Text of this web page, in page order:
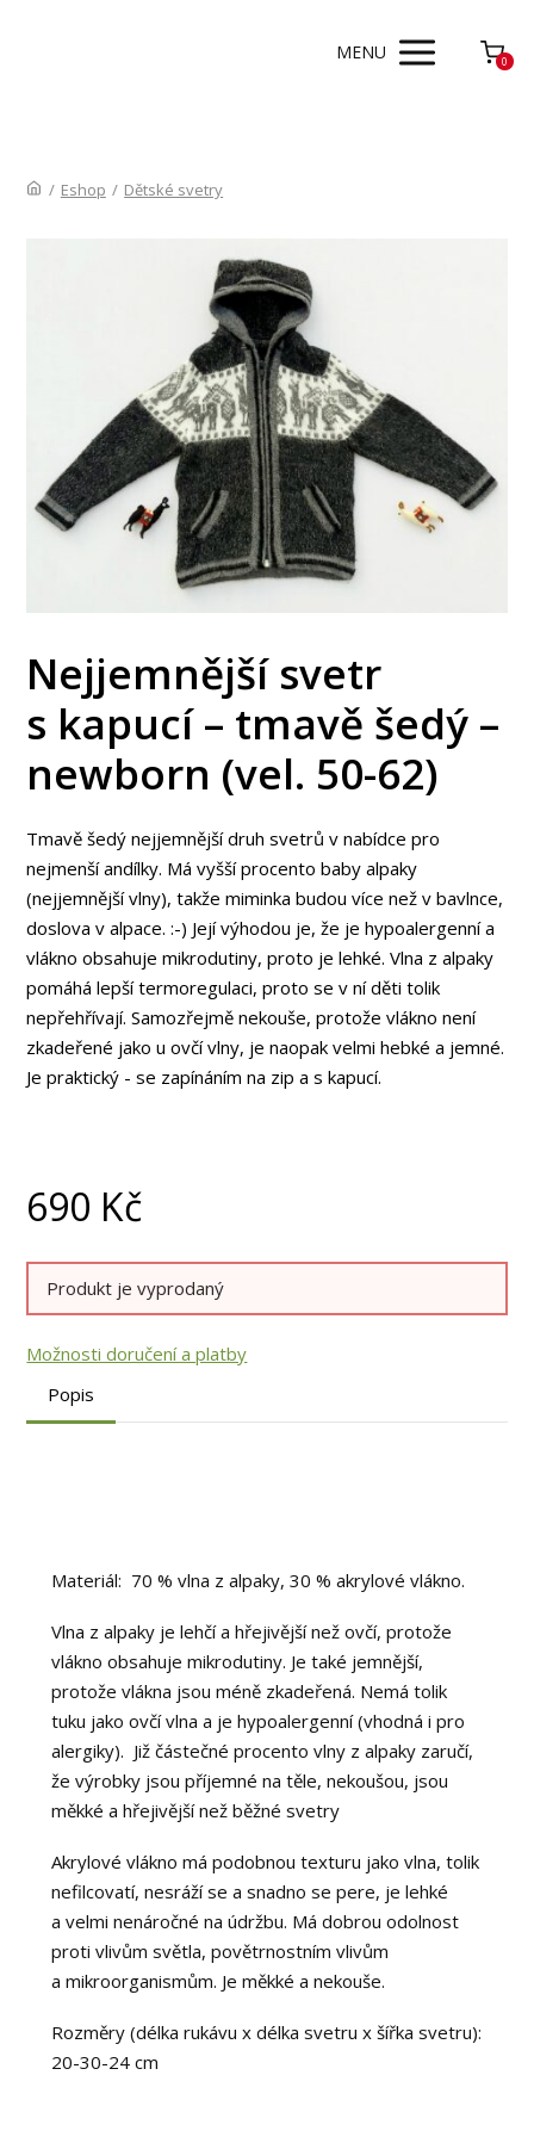
MENU 0
/ Eshop / Dětské svetry
Nejjemnější svetr
s kapucí – tmavě šedý –
newborn (vel. 50-62)
Tmavě šedý nejjemnější druh svetrů v nabídce pro
nejmenší andílky. Má vyšší procento baby alpaky
(nejjemnější vlny), takže miminka budou více než v bavlnce,
doslova v alpace. :-) Její výhodou je, že je hypoalergenní a
vlákno obsahuje mikrodutiny, proto je lehké. Vlna z alpaky
pomáhá lepší termoregulaci, proto se v ní děti tolik
nepřehřívají. Samozřejmě nekouše, protože vlákno není
zkadeřené jako u ovčí vlny, je naopak velmi hebké a jemné.
Je praktický - se zapínáním na zip a s kapucí.
690 Kč
Produkt je vyprodaný
Možnosti doručení a platby
Popis
Materiál: 70 % vlna z alpaky, 30 % akrylové vlákno.
Vlna z alpaky je lehčí a hřejivější než ovčí, protože
vlákno obsahuje mikrodutiny. Je také jemnější,
protože vlákna jsou méně zkadeřená. Nemá tolik
tuku jako ovčí vlna a je hypoalergenní (vhodná i pro
alergiky). Již částečné procento vlny z alpaky zaručí,
že výrobky jsou příjemné na těle, nekoušou, jsou
měkké a hřejivější než běžné svetry
Akrylové vlákno má podobnou texturu jako vlna, tolik
nefilcovatí, nesráží se a snadno se pere, je lehké
a velmi nenáročné na údržbu. Má dobrou odolnost
proti vlivům světla, povětrnostním vlivům
a mikroorganismům. Je měkké a nekouše.
Rozměry (délka rukávu x délka svetru x šířka svetru):
20-30-24 cm